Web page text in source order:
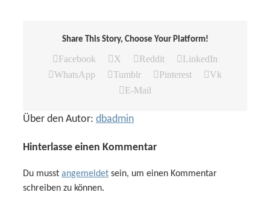
Share This Story, Choose Your Platform!
Facebook X Reddit
LinkedIn
WhatsApp
Tumblr Pinterest
Vk
E-Mail
Über den Autor: dbadmin
Hinterlasse einen Kommentar
Du musst angemeldet sein, um einen Kommentar
schreiben zu können.